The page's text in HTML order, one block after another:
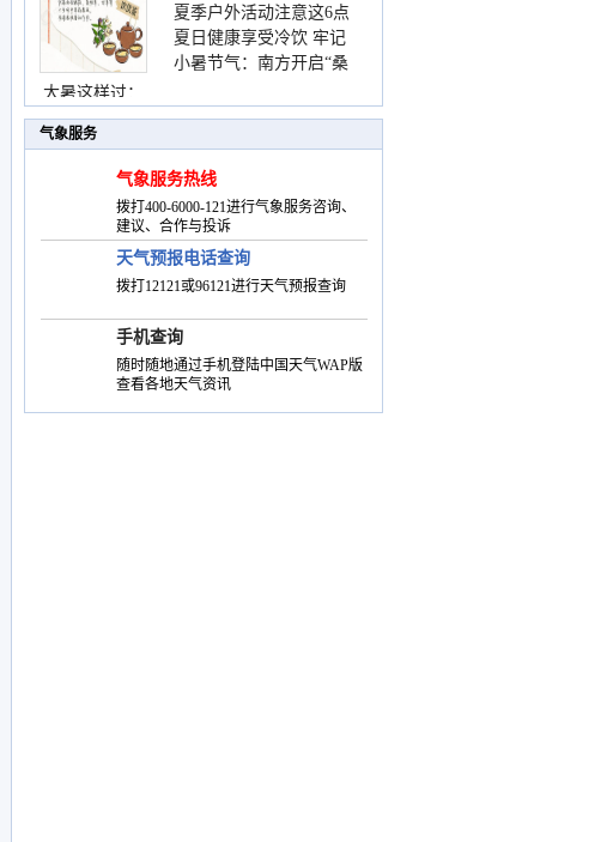
大暑这样过：
温小贴士
夏季户外活动注意这6点
防暑健身两不误
夏日健康享受冷饮 牢记
“两注意一控制”
小暑节气：南方开启“桑
季
气象服务
气象服务热线
拨打400-6000-121进行气象服务咨询、
建议、合作与投诉
天气预报电话查询
拨打12121或96121进行天气预报查询
手机查询
随时随地通过手机登陆中国天气WAP版
查看各地天气资讯